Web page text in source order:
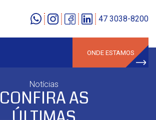
47 3038-8200
ONDE ESTAMOS
Notícias
CONFIRA AS